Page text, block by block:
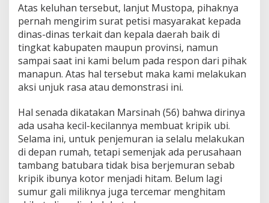
Atas keluhan tersebut, lanjut Mustopa, pihaknya
pernah mengirim surat petisi masyarakat kepada
dinas-dinas terkait dan kepala daerah baik di
tingkat kabupaten maupun provinsi, namun
sampai saat ini kami belum pada respon dari pihak
manapun. Atas hal tersebut maka kami melakukan
aksi unjuk rasa atau demonstrasi ini.
Hal senada dikatakan Marsinah (56) bahwa dirinya
ada usaha kecil-kecilannya membuat kripik ubi.
Selama ini, untuk penjemuran ia selalu melakukan
di depan rumah, tetapi semenjak ada perusahaan
tambang batubara tidak bisa berjemuran sebab
kripik ibunya kotor menjadi hitam. Belum lagi
sumur gali miliknya juga tercemar menghitam